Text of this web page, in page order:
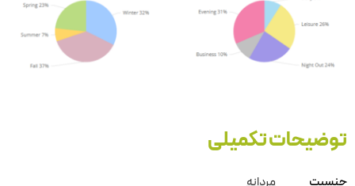
توضیحات تکمیلی
جنسیت
مردانه